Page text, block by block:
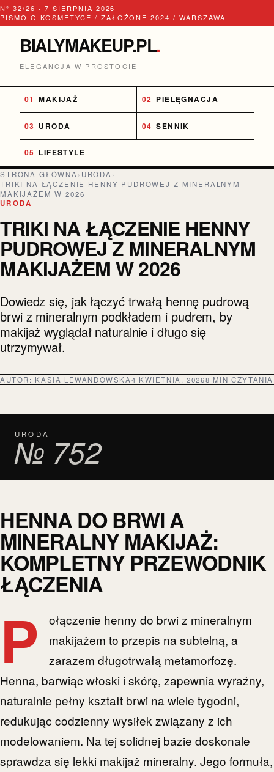
Nº 32/26 · 7 SIERPNIA 2026
PISMO O KOSMETYCE / ZAŁOŻONE 2024 / WARSZAWA
BIALYMAKEUP.PL.
ELEGANCJA W PROSTOCIE
MAKIJAŻ PIELĘGNACJA
URODA SENNIK
LIFESTYLE
STRONA GŁÓWNA› URODA›
TRIKI NA ŁĄCZENIE HENNY PUDROWEJ Z MINERALNYM
MAKIJAŻEM W 2026
URODA
TRIKI NA ŁĄCZENIE HENNY
PUDROWEJ Z MINERALNYM
MAKIJAŻEM W 2026
Dowiedz się, jak łączyć trwałą hennę pudrową
brwi z mineralnym podkładem i pudrem, by
makijaż wyglądał naturalnie i długo się
utrzymywał.
AUTOR: KASIA LEWANDOWSKA4 KWIETNIA, 20268 MIN CZYTANIA
URODA
№ 752
HENNA DO BRWI A
MINERALNY MAKIJAŻ:
KOMPLETNY PRZEWODNIK
ŁĄCZENIA
P
ołączenie henny do brwi z mineralnym
makijażem to przepis na subtelną, a
zarazem długotrwałą metamorfozę.
Henna, barwiąc włoski i skórę, zapewnia wyraźny,
naturalnie pełny kształt brwi na wiele tygodni,
redukując codzienny wysiłek związany z ich
modelowaniem. Na tej solidnej bazie doskonale
sprawdza się lekki makijaż mineralny. Jego formuła,